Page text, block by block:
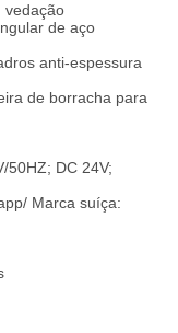
vedação
de aço
anti-espessura
de borracha para
50HZ; DC 24V;
Marca suíça: